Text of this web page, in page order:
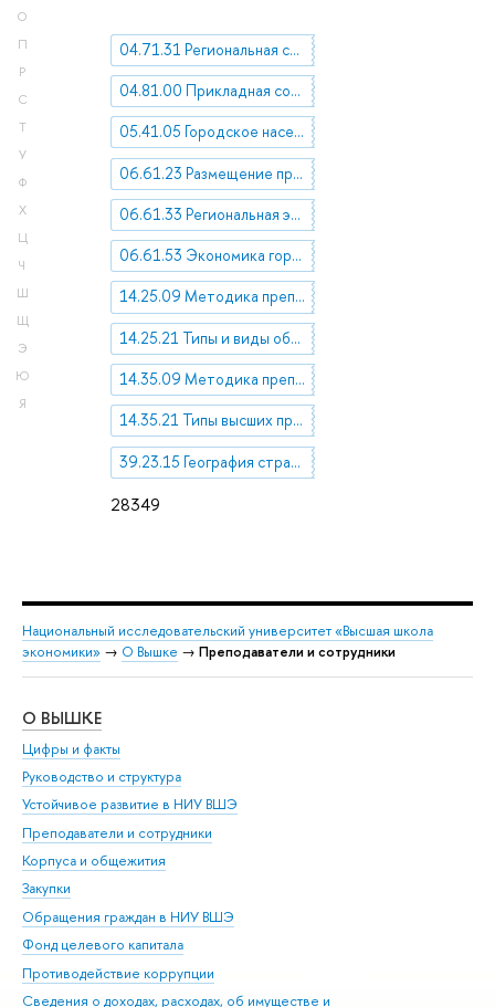
О
П
Р
С
Т
У
Ф
Х
Ц
Ч
Ш
Щ
Э
Ю
Я
28349
04.71.31 Региональная социология
04.81.00 Прикладная социология
05.41.05 Городское население
06.61.23 Размещение производительных сил. Экономическая география
06.61.33 Региональная экономика
06.61.53 Экономика города. Урбанизация. Городское развитие
14.25.09 Методика преподавания учебных дисциплин в общеобразовательной школе
14.25.21 Типы и виды общеобразовательных учреждений
14.35.09 Методика преподавания учебных дисциплин в высшей профессиональной школе
14.35.21 Типы высших профессиональных учебных заведений
39.23.15 География стран на территории бывшего СССР
Национальный исследовательский университет «Высшая школа
экономики» → О Вышке → Преподаватели и сотрудники
О ВЫШКЕ
Цифры и факты
Руководство и структура
Устойчивое развитие в НИУ ВШЭ
Преподаватели и сотрудники
Корпуса и общежития
Закупки
Обращения граждан в НИУ ВШЭ
Фонд целевого капитала
Противодействие коррупции
Сведения о доходах, расходах, об имуществе и